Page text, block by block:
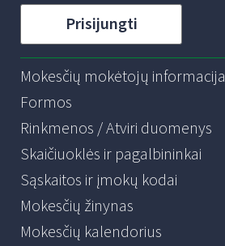
Prisijungti
Mokesčių mokėtojų informacija
Formos
Rinkmenos / Atviri duomenys
Skaičiuoklės ir pagalbininkai
Sąskaitos ir įmokų kodai
Mokesčių žinynas
Mokesčių kalendorius